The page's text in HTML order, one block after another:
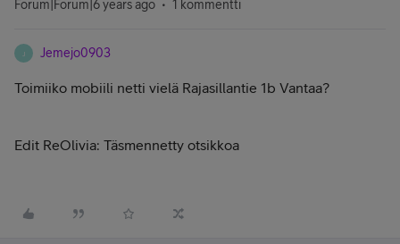
Forum|Forum|6 years ago 1 kommentti
J Jemejo0903
Toimiiko mobiili netti vielä Rajasillantie 1b Vantaa?
Edit ReOlivia: Täsmennetty otsikkoa